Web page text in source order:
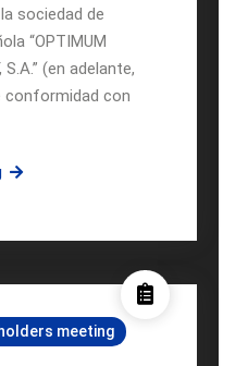
sociedad de
“OPTIMUM
S.A.” (en adelante,
conformidad con
OBP.-
03-
meeting